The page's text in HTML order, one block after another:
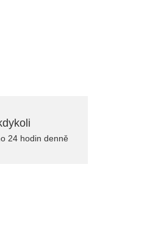
24 hodin denně